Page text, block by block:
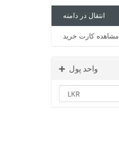
انتقال در دامنه
مشاهده کارت خرید
واحد پول